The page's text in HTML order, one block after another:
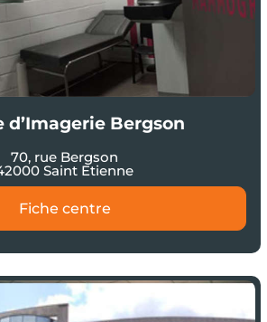
d’Imagerie Bergson
70, rue Bergson
Saint Etienne
Fiche centre